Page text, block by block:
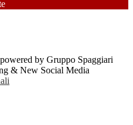
by Gruppo Spaggiari
& New Social Media